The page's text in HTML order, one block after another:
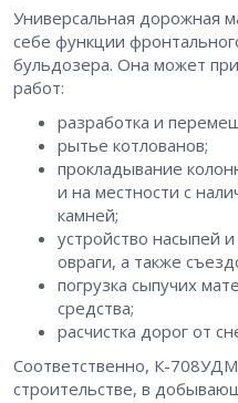
Универсальная дорожная
себе функции
бульдозера. Она может
работ:
разработка и
рытье котлованов;
прокладывание
и на местности с
камней;
устройство насыпей
овраги, а также
погрузка сыпучих
средства;
расчистка дорог от
Соответственно, К-708УДМ
строительстве, в